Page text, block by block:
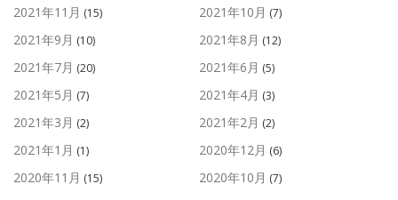
2021年11月 (15) 2021年10月 (7)
2021年9月 (10) 2021年8月 (12)
2021年7月 (20) 2021年6月 (5)
2021年5月 (7) 2021年4月 (3)
2021年3月 (2) 2021年2月 (2)
2021年1月 (1) 2020年12月 (6)
2020年11月 (15) 2020年10月 (7)